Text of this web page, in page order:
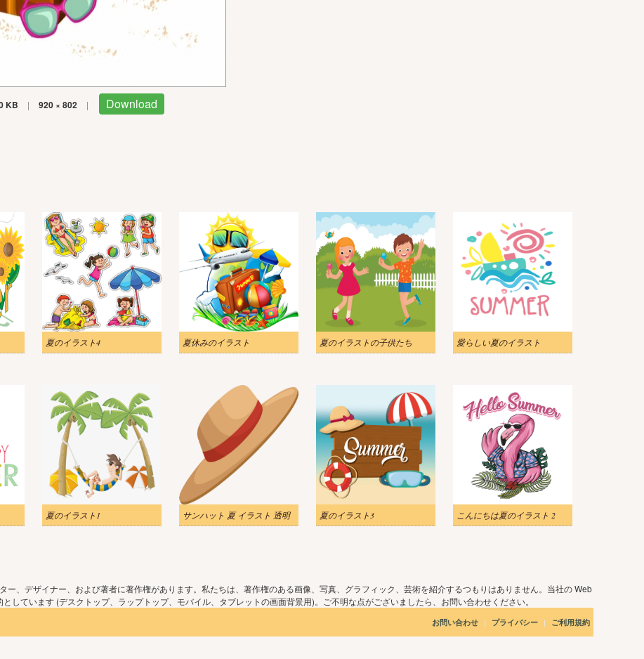
KB | 920 × 802 | Download
夏のイラスト4 夏休みのイラスト 夏のイラストの子供たち 愛らしい夏のイラスト
夏のイラスト1 サンハット 夏 イラスト 透明 夏のイラスト3 こんにちは夏のイラスト 2
ー、デザイナー、および著者に著作権があります。私たちは、著作権のある画像、写真、グラフィック、芸術を紹介するつもりはありません。当社の Web
しています (デスクトップ、ラップトップ、モバイル、タブレットの画面背景用)。ご不明な点がございましたら、お問い合わせください。
お問い合わせ | プライバシー | ご利用規約